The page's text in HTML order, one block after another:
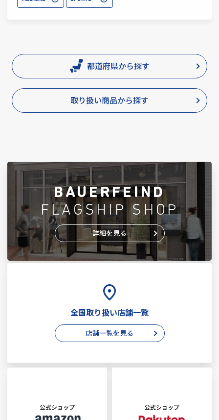
都道府県から探す
取り扱い商品から探す
BAUERFEIND
FLAGSHIP SHOP
詳細を見る
全国取り扱い店舗一覧
店舗一覧を見る
公式ショップ 公式ショップ